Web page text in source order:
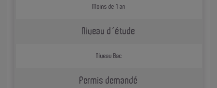
Moins de 1 an
Niveau d´étude
Niveau Bac
Permis demandé